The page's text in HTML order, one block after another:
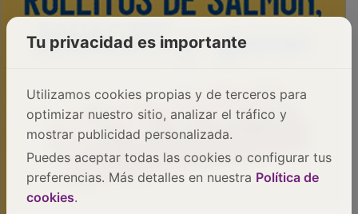
Tu privacidad es importante
Utilizamos cookies propias y de terceros para
optimizar nuestro sitio, analizar el tráfico y
mostrar publicidad personalizada.
Puedes aceptar todas las cookies o configurar tus
preferencias. Más detalles en nuestra Política de
cookies.